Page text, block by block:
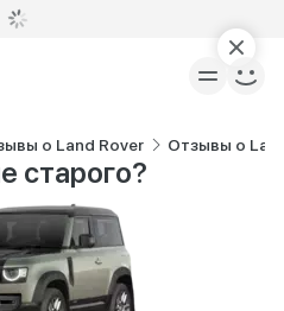
о Land Rover Отзывы о
старого?